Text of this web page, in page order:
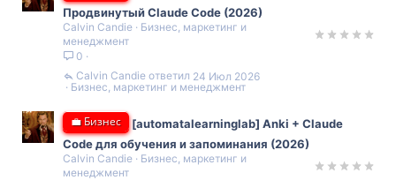
Продвинутый Claude Code (2026)
Calvin Candie
Бизнес, маркетинг и
менеджмент
0
Бизнес, маркетинг и менеджмент
24 Июл 2026
Calvin Candie
💼 Бизнес
[automatalearninglab] Anki + Claude
Code для обучения и запоминания (2026)
Calvin Candie
Бизнес, маркетинг и
менеджмент